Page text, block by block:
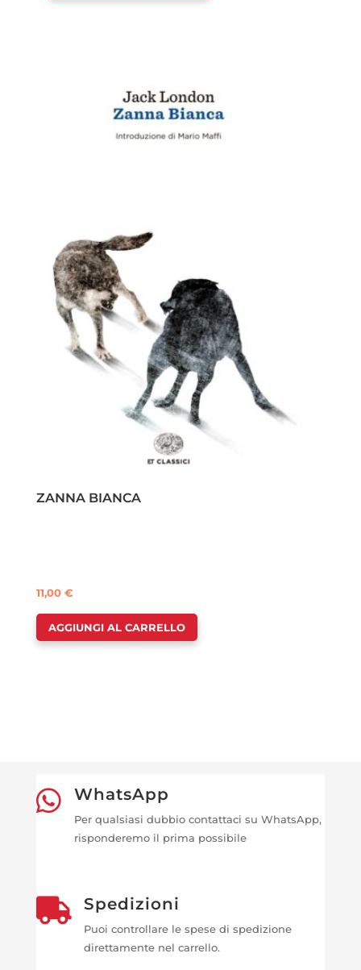
ZANNA BIANCA
11,00€
AGGIUNGI AL CARRELLO
 WhatsApp
Per qualsiasi dubbio contattaci su WhatsApp,
risponderemo il prima possibile
 Spedizioni
Puoi controllare le spese di spedizione
direttamente nel carrello.